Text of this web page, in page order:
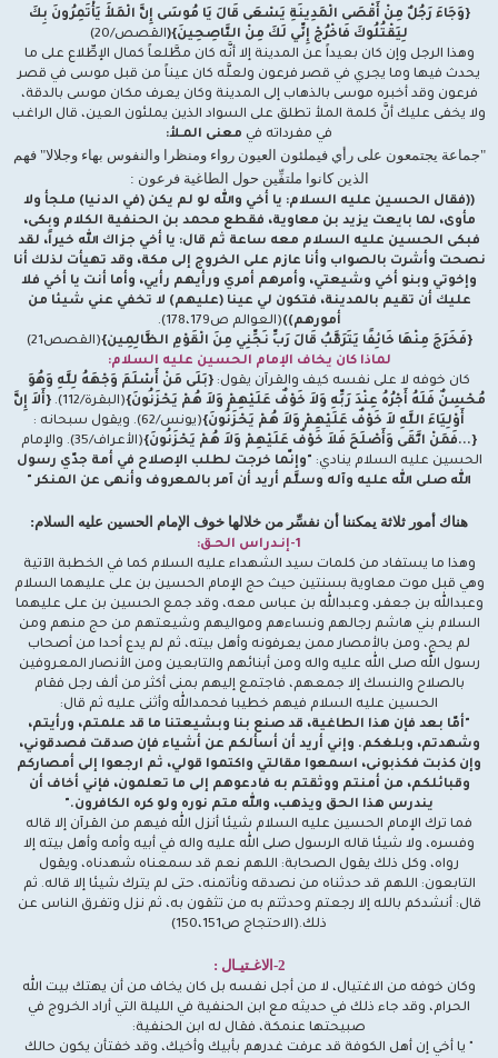
{وَجَاءَ رَجُلٌ مِنْ أَقْصَى الْمَدِينَةِ يَسْعَى قَالَ يَا مُوسَى إِنَّ الْمَلأَ يَأْتَمِرُونَ بِكَ
لِيَقْتُلُوكَ فَاخْرُجْ إِنِّي لَكَ مِنْ النَّاصِحِينَ}(القصص/20)
وهذا الرجل وإن كان بعيداً عن المدينة إلا أنَّه كان مطَّلعاً كمال الإطِّلاع على ما
يحدث فيها وما يجري في قصر فرعون ولعلَّه كان عيناً من قبل موسى في قصر
فرعون وقد أخبره موسى بالذهاب إلى المدينة وكان يعرف مكان موسى بالدقة،
ولا يخفى عليك أنَّ كلمة الملأ تطلق على السواد الذين يملئون العين، قال الراغب
في مفرداته في معنى المـلأ:
"جماعة يجتمعون على رأي فيملئون العيون رواء ومنظرا والنفوس بهاء وجلالا" فهم
الذين كانوا ملتفِّين حول الطاغية فرعون :
((فقال الحسين عليه السلام: يا أخي والله لو لم يكن (في الدنيا) ملجأ ولا
مأوى، لما بايعت يزيد بن معاوية، فقطع محمد بن الحنفية الكلام وبكى،
فبكى الحسين عليه السلام معه ساعة ثم قال: يا أخي جزاك الله خيراً، لقد
نصحت وأشرت بالصواب وأنا عازم على الخروج إلى مكة، وقد تهيأت لذلك أنا
وإخوتي وبنو أخي وشيعتي، وأمرهم أمري ورأيهم رأيي، وأما أنت يا أخي فلا
عليك أن تقيم بالمدينة، فتكون لي عينا (عليهم) لا تخفي عني شيئا من
أمورهم))(العوالم ص178،179).
{فَخَرَجَ مِنْهَا خَائِفًا يَتَرَقَّبُ قَالَ رَبِّ نَجِّنِي مِنَ الْقَوْمِ الظَّالِمِين}(القصص21)
لماذا كان يخاف الإمام الحسين عليه السلام:
كان خوفه لا على نفسه كيف والقرآن يقول: {بَلَى مَنْ أَسْلَمَ وَجْهَهُ لِلَّهِ وَهُوَ
مُحْسِنٌ فَلَهُ أَجْرُهُ عِنْدَ رَبِّهِ وَلاَ خَوْفٌ عَلَيْهِمْ وَلاَ هُمْ يَحْزَنُونَ}(البقرة/112).
{أَلاَ إِنَّ
أَوْلِيَاءَ اللَّهِ لاَ خَوْفٌ عَلَيْهِمْ وَلاَ هُمْ يَحْزَنُونَ}(يونس/62). ويقول سبحانه :
{...فَمَنْ اتَّقَى وَأَصْلَحَ فَلاَ خَوْفٌ عَلَيْهِمْ وَلاَ هُمْ يَحْزَنُونَ}
(الأعراف/35). والإمام
الحسين عليه السلام ينادي: "وإنّما خرجت لطلب الإصلاح في أمة جدّي رسول
الله صلى الله عليه وآله وسلَّم أريد أن آمر بالمعروف وأنهى عن المنكر "
هناك أمور ثلاثة يمكننا أن نفسِّر من خلالها خوف الإمام الحسين عليه السلام:
1-إنـدراس الحـق:
وهذا ما يستفاد من كلمات سيد الشهداء عليه السلام كما في الخطبة الآتية
وهي قبل موت معاوية بسنتين حيث حج الإمام الحسين بن على عليهما السلام
وعبدالله بن جعفر، وعبدالله بن عباس معه، وقد جمع الحسين بن على عليهما
السلام بني هاشم رجالهم ونساءهم ومواليهم وشيعتهم من حج منهم ومن
لم يحج، ومن بالأمصار ممن يعرفونه وأهل بيته، ثم لم يدع أحدا من أصحاب
رسول الله صلى الله عليه واله ومن أبنائهم والتابعين ومن الأنصار المعروفين
بالصلاح والنسك إلا جمعهم، فاجتمع إليهم بمنى أكثر من ألف رجل فقام
الحسين عليه السلام فيهم خطيبا فحمدالله وأثنى عليه ثم قال:
"أمّا بعد فإن هذا الطاغية، قد صنع بنا وبشيعتنا ما قد علمتم، ورأيتم،
وشهدتم، وبلغكم. وإني أريد أن أسألكم عن أشياء فإن صدقت فصدقوني،
وإن كذبت فكذبونى، اسمعوا مقالتي واكتموا قولي، ثم ارجعوا إلى أمصاركم
وقبائلكم، من أمنتم ووثقتم به فادعوهم إلى ما تعلمون، فإني أخاف أن
يندرس هذا الحق ويذهب، والله متم نوره ولو كره الكافرون."
فما ترك الإمام الحسين عليه السلام شيئا أنزل الله فيهم من القرآن إلا قاله
وفسره، ولا شيئا قاله الرسول صلى الله عليه واله في أبيه وأمه وأهل بيته إلا
رواه، وكل ذلك يقول الصحابة: اللهم نعم قد سمعناه شهدناه، ويقول
التابعون: اللهم قد حدثناه من نصدقه ونأتمنه، حتى لم يترك شيئا إلا قاله. ثم
قال: أنشدكم بالله إلا رجعتم وحدثتم به من تثقون به، ثم نزل وتفرق الناس عن
ذلك.(الاحتجاج ص150،151)
2-الاغـتيـال :
وكان خوفه من الاغتيال، لا من أجل نفسه بل كان يخاف من أن يهتك بيت الله
الحرام، وقد جاء ذلك في حديثه مع ابن الحنفية في الليلة التي أراد الخروج في
صبيحتها عنمكة، فقال له ابن الحنفية:
" يا أخي إن أهل الكوفة قد عرفت غدرهم بأبيك وأخيك، وقد خفتأن يكون حالك